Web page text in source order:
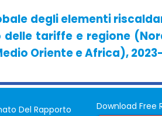
degli elementi
tariffe e regione
Oriente e Africa),
Del Rapporto
Download Free